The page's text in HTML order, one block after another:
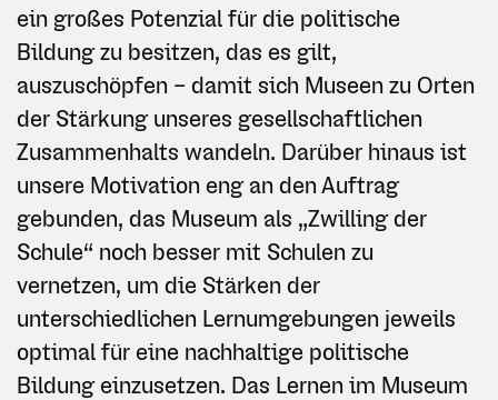
ein großes Potenzial für die politische
Bildung zu besitzen, das es gilt,
auszuschöpfen – damit sich Museen zu Orten
der Stärkung unseres gesellschaftlichen
Zusammenhalts wandeln. Darüber hinaus ist
unsere Motivation eng an den Auftrag
gebunden, das Museum als „Zwilling der
Schule“ noch besser mit Schulen zu
vernetzen, um die Stärken der
unterschiedlichen Lernumgebungen jeweils
optimal für eine nachhaltige politische
Bildung einzusetzen. Das Lernen im Museum